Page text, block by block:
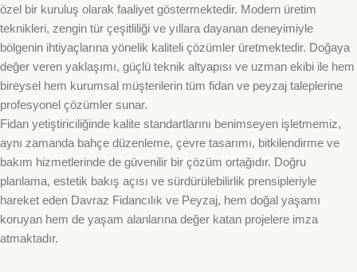
özel bir kuruluş olarak faaliyet göstermektedir. Modern üretim
teknikleri, zengin tür çeşitliliği ve yıllara dayanan deneyimiyle
bölgenin ihtiyaçlarına yönelik kaliteli çözümler üretmektedir. Doğaya
değer veren yaklaşımı, güçlü teknik altyapısı ve uzman ekibi ile hem
bireysel hem kurumsal müşterilerin tüm fidan ve peyzaj taleplerine
profesyonel çözümler sunar.
Fidan yetiştiriciliğinde kalite standartlarını benimseyen işletmemiz,
aynı zamanda bahçe düzenleme, çevre tasarımı, bitkilendirme ve
bakım hizmetlerinde de güvenilir bir çözüm ortağıdır. Doğru
planlama, estetik bakış açısı ve sürdürülebilirlik prensipleriyle
hareket eden Davraz Fidancılık ve Peyzaj, hem doğal yaşamı
koruyan hem de yaşam alanlarına değer katan projelere imza
atmaktadır.